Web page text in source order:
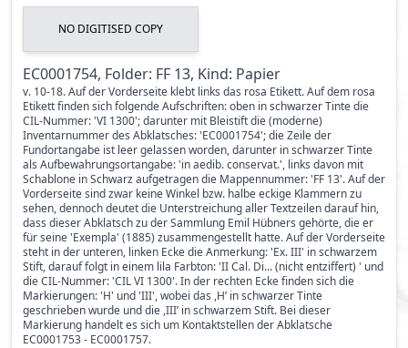
NO DIGITISED COPY
EC0001754, Folder: FF 13, Kind: Papier
v. 10-18. Auf der Vorderseite klebt links das rosa Etikett. Auf dem rosa
Etikett finden sich folgende Aufschriften: oben in schwarzer Tinte die
CIL-Nummer: 'VI 1300'; darunter mit Bleistift die (moderne)
Inventarnummer des Abklatsches: 'EC0001754'; die Zeile der
Fundortangabe ist leer gelassen worden, darunter in schwarzer Tinte
als Aufbewahrungsortangabe: 'in aedib. conservat.', links davon mit
Schablone in Schwarz aufgetragen die Mappennummer: 'FF 13'. Auf der
Vorderseite sind zwar keine Winkel bzw. halbe eckige Klammern zu
sehen, dennoch deutet die Unterstreichung aller Textzeilen darauf hin,
dass dieser Abklatsch zu der Sammlung Emil Hübners gehörte, die er
für seine 'Exempla' (1885) zusammengestellt hatte. Auf der Vorderseite
steht in der unteren, linken Ecke die Anmerkung: 'Ex. III' in schwarzem
Stift, darauf folgt in einem lila Farbton: 'II Cal. Di... (nicht entziffert) ' und
die CIL-Nummer: 'CIL VI 1300'. In der rechten Ecke finden sich die
Markierungen: 'H' und 'III', wobei das ,H’ in schwarzer Tinte
geschrieben wurde und die ,III’ in schwarzem Stift. Bei dieser
Markierung handelt es sich um Kontaktstellen der Abklatsche
EC0001753 - EC0001757.